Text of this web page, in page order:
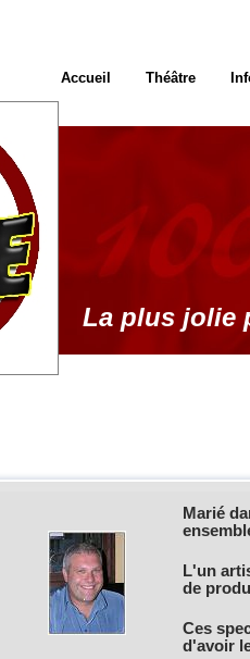
Marié
L'un
de
Ces
d'avoir
La plus jolie
Accueil Théâtre